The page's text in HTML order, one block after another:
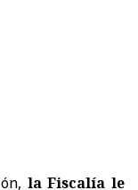
la Fiscalía le